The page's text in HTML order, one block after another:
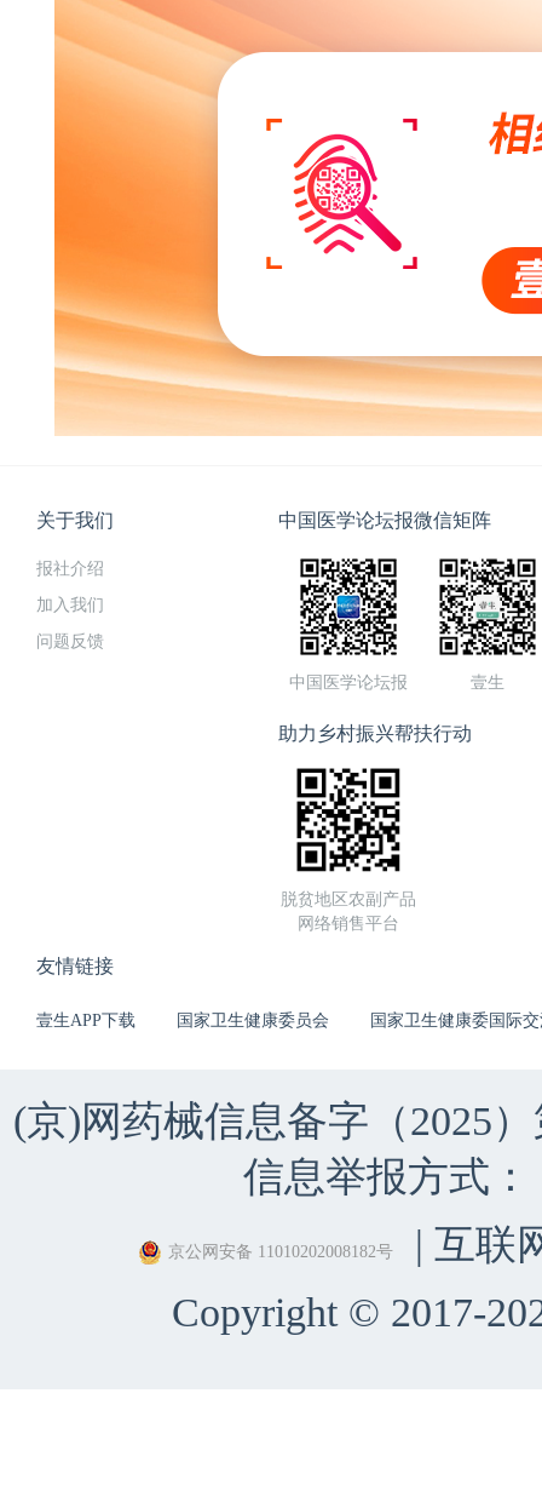
关于我们
报社介绍
加入我们
问题反馈
中国医学论坛报微信矩阵
中国医学论坛报 壹生
助力乡村振兴帮扶行动
脱贫地区农副产品
网络销售平台
友情链接
壹生APP下载 国家卫生健康委员会 国家卫生健康委国际
(京)网药械信息备字（2025
信息举报方式：
京公网安备 11010202008182号
| 互联
Copyright © 2017-